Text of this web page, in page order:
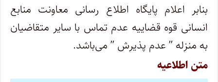
بنابر اعلام پایگاه اطلاع رسانی معاونت منابع
انسانی قوه قضاییه عدم تماس با سایر متقاضیان
به منزله ” عدم پذیرش ” می‌باشد.
متن اطلاعیه